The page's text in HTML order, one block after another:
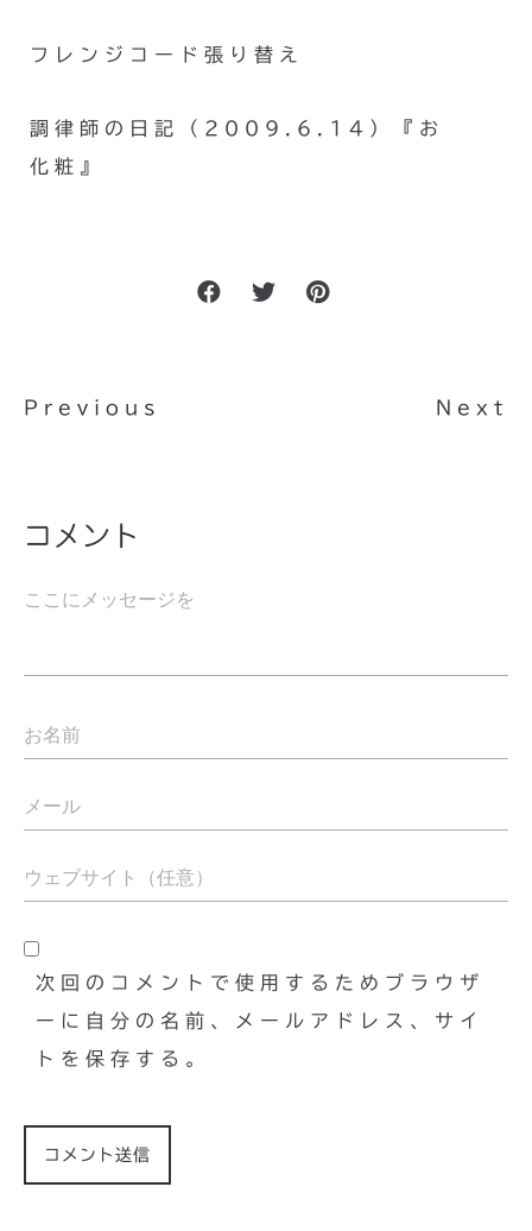
フレンジコード張り替え
調律師の日記（2009.6.14）『お
化粧』
Previous Next
コメント
次回のコメントで使用するためブラウザ
ーに自分の名前、メールアドレス、サイ
トを保存する。